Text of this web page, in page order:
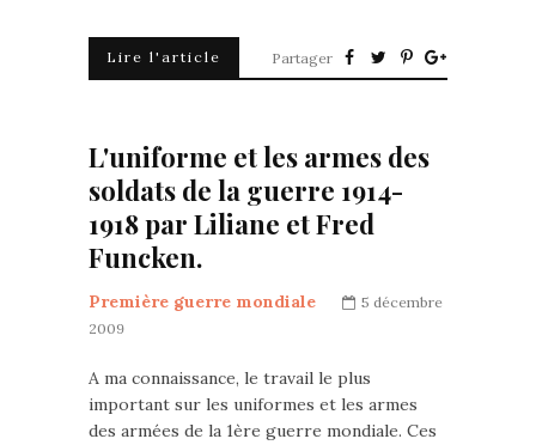
Lire l'article Partager
L'uniforme et les armes des
soldats de la guerre 1914-
1918 par Liliane et Fred
Funcken.
Première guerre mondiale
5 décembre
2009
A ma connaissance, le travail le plus
important sur les uniformes et les armes
des armées de la 1ère guerre mondiale. Ces